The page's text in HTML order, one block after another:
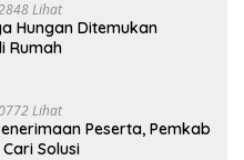
Lihat
Hungan Ditemukan
Rumah
Lihat
Peserta, Pemkab
Solusi